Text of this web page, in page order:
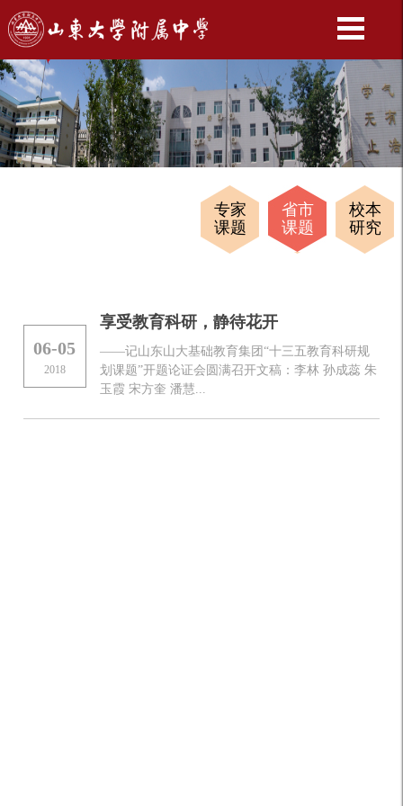
专家
课题
省市
课题
校本
研究
06-05
2018
享受教育科研，静待花开
——记山东山大基础教育集团“十三五教育科研规
划课题”开题论证会圆满召开文稿：李林 孙成蕊 朱
玉霞 宋方奎 潘慧...